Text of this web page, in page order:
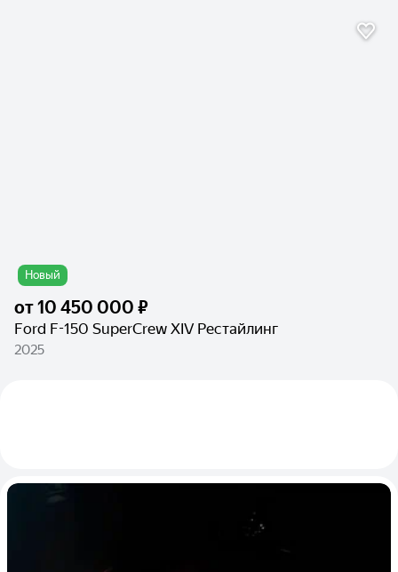
Новый
от10 450 000 ₽
Ford F-150 SuperCrew XIV Рестайлинг
2025